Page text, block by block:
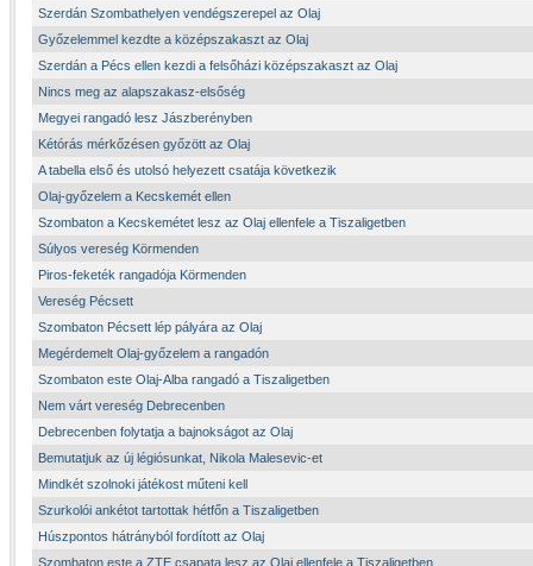
Szerdán Szombathelyen vendégszerepel az Olaj
Győzelemmel kezdte a középszakaszt az Olaj
Szerdán a Pécs ellen kezdi a felsőházi középszakaszt az Olaj
Nincs meg az alapszakasz-elsőség
Megyei rangadó lesz Jászberényben
Kétórás mérkőzésen győzött az Olaj
A tabella első és utolsó helyezett csatája következik
Olaj-győzelem a Kecskemét ellen
Szombaton a Kecskemétet lesz az Olaj ellenfele a Tiszaligetben
Súlyos vereség Körmenden
Piros-feketék rangadója Körmenden
Vereség Pécsett
Szombaton Pécsett lép pályára az Olaj
Megérdemelt Olaj-győzelem a rangadón
Szombaton este Olaj-Alba rangadó a Tiszaligetben
Nem várt vereség Debrecenben
Debrecenben folytatja a bajnokságot az Olaj
Bemutatjuk az új légiósunkat, Nikola Malesevic-et
Mindkét szolnoki játékost műteni kell
Szurkolói ankétot tartottak hétfőn a Tiszaligetben
Húszpontos hátrányból fordított az Olaj
Szombaton este a ZTE csapata lesz az Olaj ellenfele a Tiszaligetben